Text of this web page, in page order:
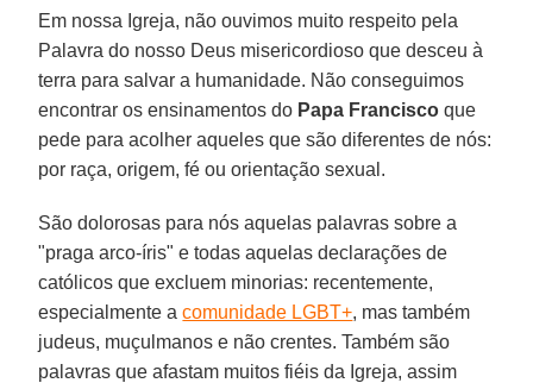
Em nossa Igreja, não ouvimos muito respeito pela
Palavra do nosso Deus misericordioso que desceu à
terra para salvar a humanidade. Não conseguimos
encontrar os ensinamentos do Papa Francisco que
pede para acolher aqueles que são diferentes de nós:
por raça, origem, fé ou orientação sexual.
São dolorosas para nós aquelas palavras sobre a
"praga arco-íris" e todas aquelas declarações de
católicos que excluem minorias: recentemente,
especialmente acomunidade LGBT+, mas também
judeus, muçulmanos e não crentes. Também são
palavras que afastam muitos fiéis da Igreja, assim